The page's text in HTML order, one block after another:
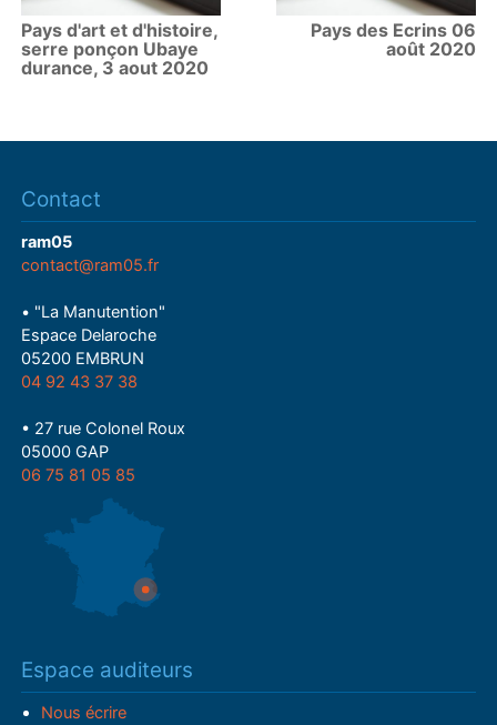
Pays d'art et d'histoire,
serre ponçon Ubaye
durance, 3 aout 2020
Pays des Ecrins 06
août 2020
Contact
ram05
contact@ram05.fr
• "La Manutention"
Espace Delaroche
05200 EMBRUN
04 92 43 37 38
• 27 rue Colonel Roux
05000 GAP
06 75 81 05 85
Espace auditeurs
Nous écrire